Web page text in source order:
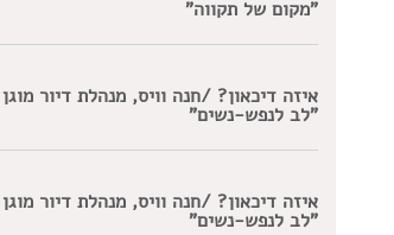
"מקום של תקווה"
איזה דיכאון? /חנה וויס, מנהלת דיור מוגן
"לב לנפש-נשים"
איזה דיכאון? /חנה וויס, מנהלת דיור מוגן
"לב לנפש-נשים"